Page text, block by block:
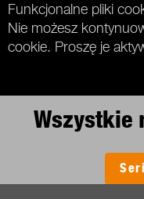
Funkcjonalne pliki
Nie możesz
cookie. Proszę je
Wszystkie